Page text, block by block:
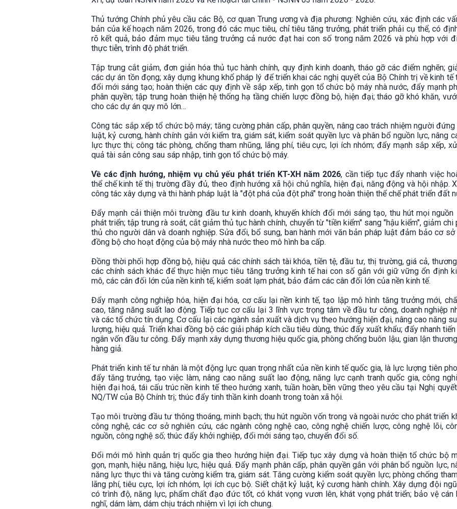
Thủ tướng Chính phủ yêu cầu các Bộ, cơ quan Trung ương và địa phương: Nghiên cứu, xác định các
bản của kế hoạch năm 2026, trong đó các mục tiêu, chỉ tiêu tăng trưởng, phát triển phải cụ thể, có
rõ kết quả, bảo đảm mục tiêu tăng trưởng cả nước đạt hai con số trong năm 2026 và phù hợp với
thực tiễn, trình độ phát triển.
Tập trung cắt giảm, đơn giản hóa thủ tục hành chính, quy định kinh doanh, tháo gỡ các điểm nghẽn;
các dự án tồn đọng; xây dựng khung khổ pháp lý để triển khai các nghị quyết của Bộ Chính trị về kinh tế
đổi mới sáng tạo; hoàn thiện các quy định về sắp xếp, tinh gọn tổ chức bộ máy nhà nước, đẩy mạnh
phân quyền; tập trung hoàn thiện hệ thống hạ tầng chiến lược đồng bộ, hiện đại; tháo gỡ khó khăn,
cho các dự án quy mô lớn…
Công tác sắp xếp tổ chức bộ máy; tăng cường phân cấp, phân quyền, nâng cao trách nhiệm người
luật, kỷ cương, hành chính gắn với kiểm tra, giám sát, kiểm soát quyền lực và phân bổ nguồn lực, nâng
lực thực thi; công tác phòng, chống tham nhũng, lãng phí, tiêu cực, lợi ích nhóm; đẩy mạnh sắp xếp,
quả tài sản công sau sáp nhập, tinh gọn tổ chức bộ máy.
Về các định hướng, nhiệm vụ chủ yếu phát triển KT-XH năm 2026, cần tiếp tục đẩy nhanh việc
thể chế kinh tế thị trường đầy đủ, theo định hướng xã hội chủ nghĩa, hiện đại, năng động và hội nhập.
công tác xây dựng và thi hành pháp luật là "đột phá của đột phá" trong hoàn thiện thể chế phát triển đất
Đẩy mạnh cải thiện môi trường đầu tư kinh doanh, khuyến khích đổi mới sáng tạo, thu hút mọi nguồn
phát triển; tập trung rà soát, cắt giảm thủ tục hành chính, chuyển từ "tiền kiểm" sang "hậu kiểm", giảm chi
thủ cho người dân và doanh nghiệp. Sửa đổi, bổ sung, ban hành mới văn bản pháp luật đảm bảo cơ
đồng bộ cho hoạt động của bộ máy nhà nước theo mô hình ba cấp.
Đồng thời phối hợp đồng bộ, hiệu quả các chính sách tài khóa, tiền tệ, đầu tư, thị trường, giá cả,
các chính sách khác để thực hiện mục tiêu tăng trưởng kinh tế hai con số gắn với giữ vững ổn định
mô, các cân đối lớn của nền kinh tế, kiểm soát lạm phát, bảo đảm các cân đối lớn của nền kinh tế.
Đẩy mạnh công nghiệp hóa, hiện đại hóa, cơ cấu lại nền kinh tế, tạo lập mô hình tăng trưởng mới,
cao, tăng năng suất lao động. Tiếp tục cơ cấu lại 3 lĩnh vực trọng tâm về đầu tư công, doanh nghiệp
và các tổ chức tín dụng. Cơ cấu lại các ngành sản xuất và dịch vụ theo hướng hiện đại, nâng cao năng
lượng, hiệu quả. Triển khai đồng bộ các giải pháp kích cầu tiêu dùng, thúc đẩy xuất khẩu; đẩy nhanh
ngân vốn đầu tư công. Đẩy mạnh xây dựng thương hiệu quốc gia, phòng chống buôn lậu, gian lận
hàng giả.
Phát triển kinh tế tư nhân là một động lực quan trọng nhất của nền kinh tế quốc gia, là lực lượng tiên
đẩy tăng trưởng, tạo việc làm, nâng cao năng suất lao động, năng lực cạnh tranh quốc gia, công
hiện đại hoá, tái cấu trúc nền kinh tế theo hướng xanh, tuần hoàn, bền vững theo yêu cầu tại Nghị
NQ/TW của Bộ Chính trị; thúc đẩy tinh thần kinh doanh trong toàn xã hội.
Tạo môi trường đầu tư thông thoáng, minh bạch; thu hút nguồn vốn trong và ngoài nước cho phát triển
công nghệ, các cơ sở nghiên cứu, các ngành công nghệ cao, công nghệ chiến lược, công nghệ lõi,
nguồn, công nghệ số; thúc đẩy khởi nghiệp, đổi mới sáng tạo, chuyển đổi số.
Đổi mới mô hình quản trị quốc gia theo hướng hiện đại. Tiếp tục xây dựng và hoàn thiện tổ chức bộ
gọn, mạnh, hiệu năng, hiệu lực, hiệu quả. Đẩy mạnh phân cấp, phân quyền gắn với phân bổ nguồn lực,
năng lực thực thi và tăng cường kiểm tra, giám sát. Tăng cường kiểm soát quyền lực; phòng chống
lãng phí, tiêu cực, lợi ích nhóm, lợi ích cục bộ. Siết chặt kỷ luật, kỷ cương hành chính. Xây dựng đội
có trình độ, năng lực, phẩm chất đạo đức tốt, có khát vọng vươn lên, khát vọng phát triển; bảo vệ cán
nghĩ, dám làm, dám chịu trách nhiệm vì lợi ích chung.